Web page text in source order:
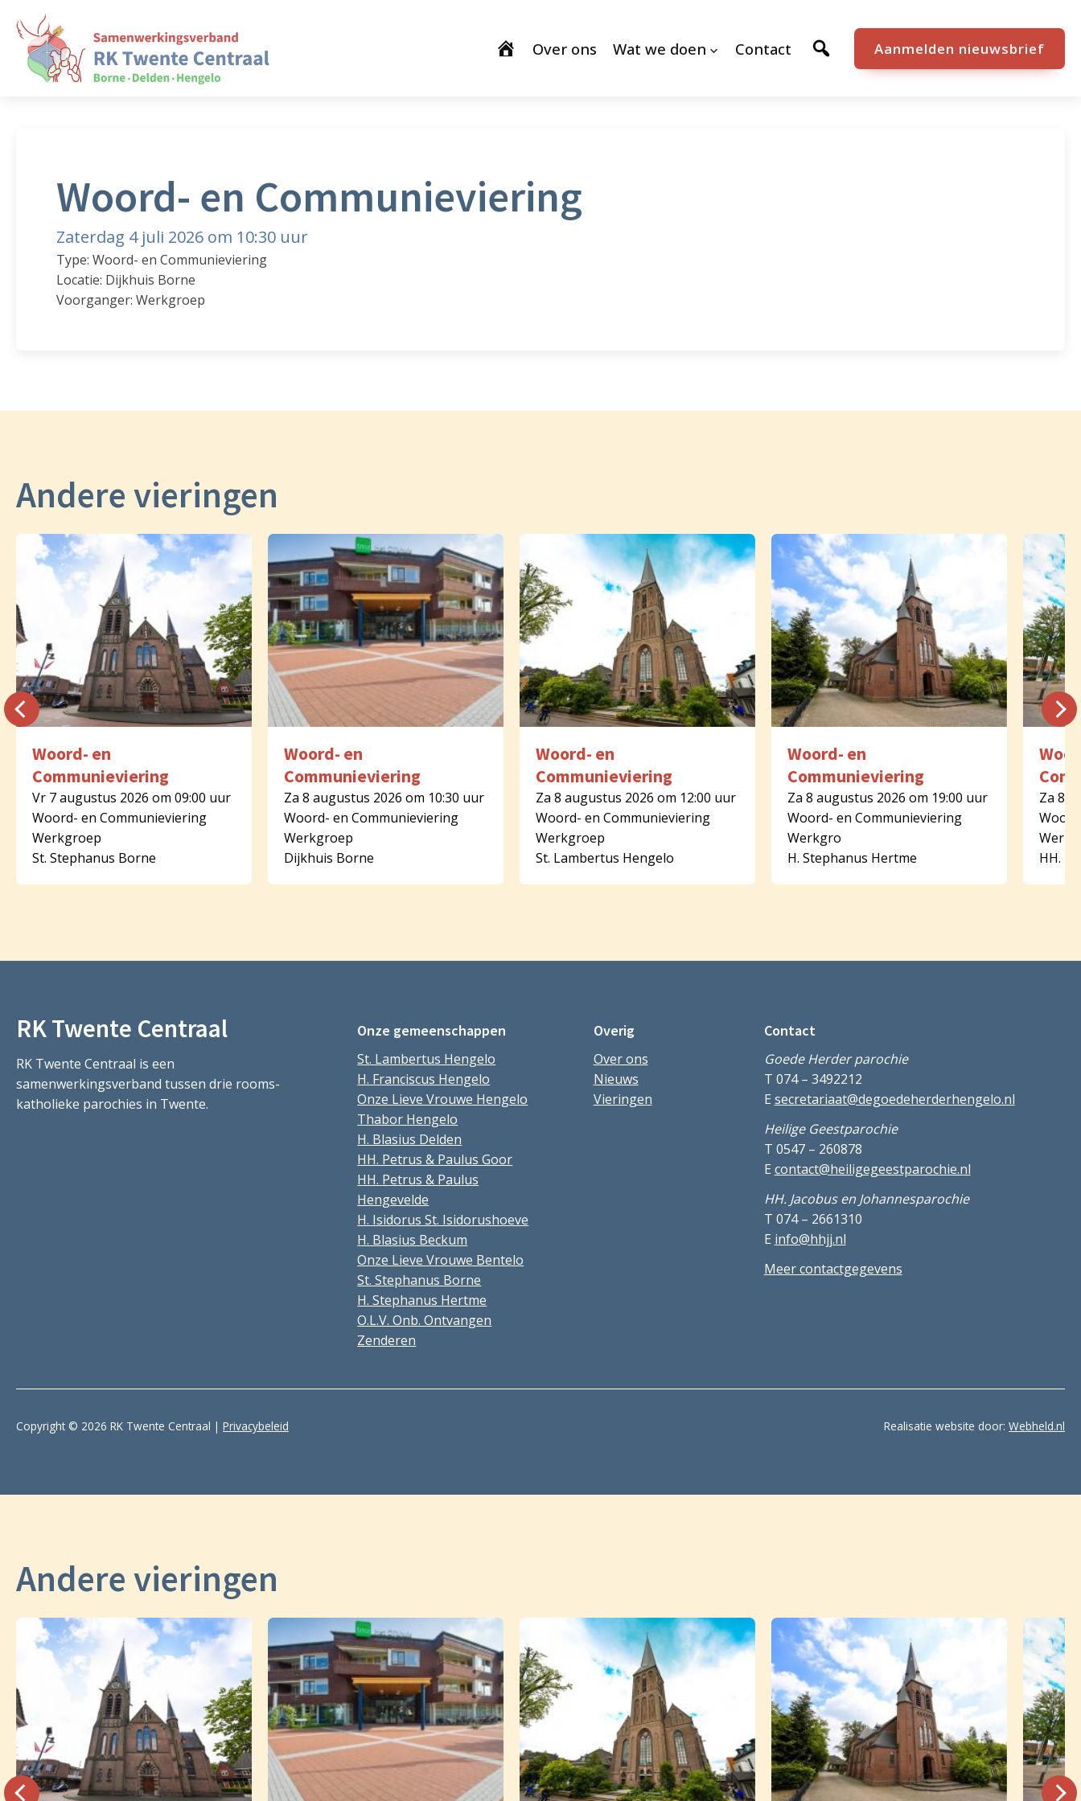
Over ons Wat we doen Contact Aanmelden nieuwsbrief
Woord- en Communieviering
Zaterdag 4 juli 2026 om 10:30 uur
Type: Woord- en Communieviering
Locatie: Dijkhuis Borne
Voorganger: Werkgroep
Andere vieringen
Woord- en
Communieviering
Vr 7 augustus 2026 om 09:00 uur
Woord- en Communieviering
Werkgroep
St. Stephanus Borne
Woord- en
Communieviering
Za 8 augustus 2026 om 10:30 uur
Woord- en Communieviering
Werkgroep
Dijkhuis Borne
Woord- en
Communieviering
Za 8 augustus 2026 om 12:00 uur
Woord- en Communieviering
Werkgroep
St. Lambertus Hengelo
Woord- en
Communieviering
Za 8 augustus 2026 om 19:00 uur
Woord- en Communieviering
Werkgro
H. Stephanus Hertme
Za 8
HH.
RK Twente Centraal
RK Twente Centraal is een
samenwerkingsverband tussen drie rooms-
katholieke parochies in Twente.
Onze gemeenschappen
St. Lambertus Hengelo
H. Franciscus Hengelo
Onze Lieve Vrouwe Hengelo
Thabor Hengelo
H. Blasius Delden
HH. Petrus & Paulus Goor
HH. Petrus & Paulus
Hengevelde
H. Isidorus St. Isidorushoeve
H. Blasius Beckum
Onze Lieve Vrouwe Bentelo
St. Stephanus Borne
H. Stephanus Hertme
O.L.V. Onb. Ontvangen
Zenderen
Overig
Over ons
Nieuws
Vieringen
Contact
Goede Herder parochie
T 074 – 3492212
E secretariaat@degoedeherderhengelo.nl
Heilige Geestparochie
T 0547 – 260878
E contact@heiligegeestparochie.nl
HH. Jacobus en Johannesparochie
T 074 – 2661310
E info@hhjj.nl
Meer contactgegevens
Copyright © 2026 RK Twente Centraal | Privacybeleid Realisatie website door: Webheld.nl
Andere vieringen